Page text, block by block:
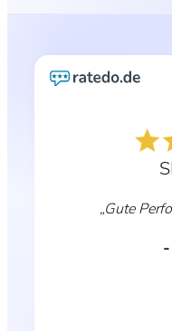
„Ich habe
kann ich das